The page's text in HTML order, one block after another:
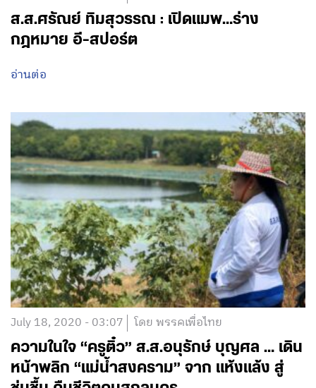
ส.ส.ศรัณย์ ทิมสุวรรณ : เปิดแมพ…ร่าง
กฎหมาย อี-สปอร์ต
อ่านต่อ
July 18, 2020 - 03:07 โดย พรรคเพื่อไทย
ความในใจ “ครูติ๋ว” ส.ส.อนุรักษ์ บุญศล … เดิน
หน้าพลิก “แม่น้ำสงคราม” จาก แห้งแล้ง สู่